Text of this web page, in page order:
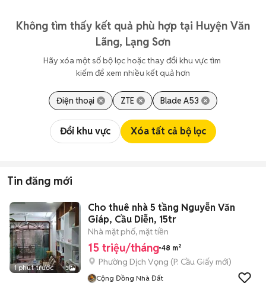
Không tìm thấy kết quả phù hợp tại Huyện Văn
Lãng, Lạng Sơn
Hãy xóa một số bộ lọc hoặc thay đổi khu vực tìm
kiếm để xem nhiều kết quả hơn
Điện thoại ZTE Blade A53
Đổi khu vực Xóa tất cả bộ lọc
Tin đăng mới
1 phút trước 3
Cho thuê nhà 5 tầng Nguyễn Văn
Giáp, Cầu Diễn, 15tr
Nhà mặt phố, mặt tiền
15 triệu/tháng 48 m²
Phường Dịch Vọng (P. Cầu Giấy mới)
Cộng Đồng Nhà Đất